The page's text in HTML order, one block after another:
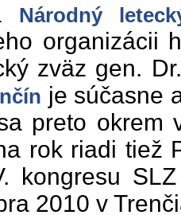
Národný
organizácii
zväz gen.
je súčasne
preto okrem
rok riadi tiež
kongresu
2010 v